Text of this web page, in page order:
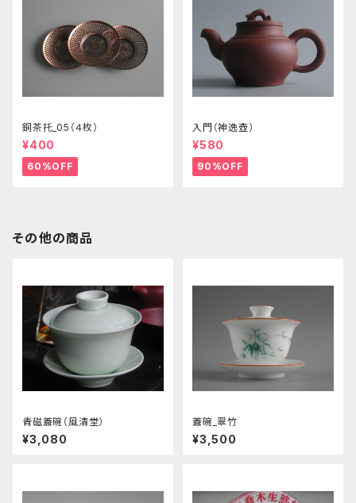
銅茶托_05（４枚）
¥400
60%OFF
入門（神逸壺）
¥580
90%OFF
その他の商品
青磁蓋碗（風清堂）
¥3,080
蓋碗_翠竹
¥3,500